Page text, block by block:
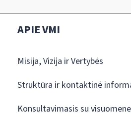
APIE VMI
Misija, Vizija ir Vertybės
Struktūra ir kontaktinė
Konsultavimasis su visuomene